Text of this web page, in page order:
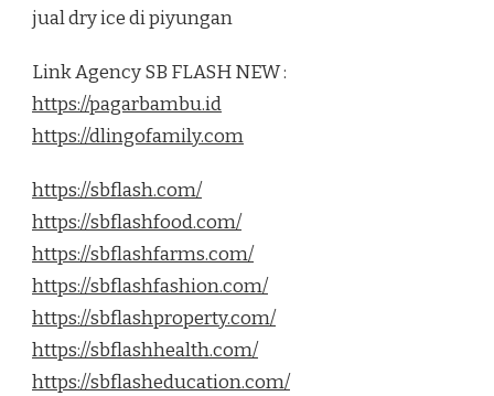
jual dry ice di piyungan
Link Agency SB FLASH NEW :
https://pagarbambu.id
https://dlingofamily.com
https://sbflash.com/
https://sbflashfood.com/
https://sbflashfarms.com/
https://sbflashfashion.com/
https://sbflashproperty.com/
https://sbflashhealth.com/
https://sbflasheducation.com/